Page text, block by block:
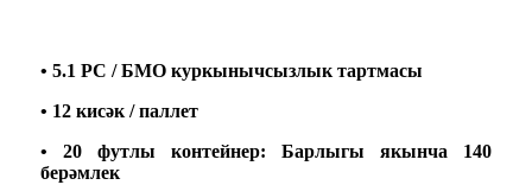
• 5.1 PC / БМО куркынычсызлык тартмасы
• 12 кисәк / паллет
• 20 футлы контейнер: Барлыгы якынча 140
берәмлек